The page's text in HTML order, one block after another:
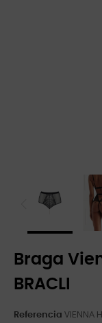
Braga
BRACLI
Referencia VIENNA